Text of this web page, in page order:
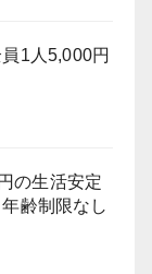
1人5,000円
の生活安定
齢制限なし